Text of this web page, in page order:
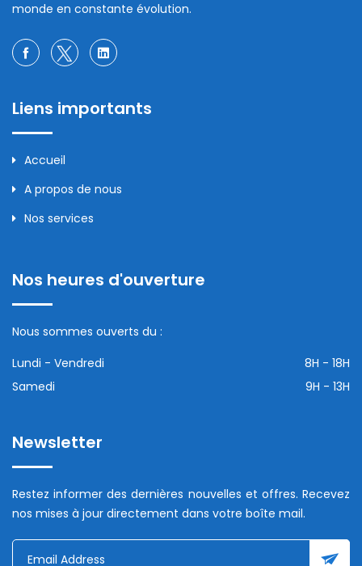
monde en constante évolution.
Liens importants
Accueil
A propos de nous
Nos services
Nos heures d'ouverture
Nous sommes ouverts du :
Lundi - Vendredi
8H - 18H
Samedi
9H - 13H
Newsletter
Restez informer des dernières nouvelles et offres. Recevez
nos mises à jour directement dans votre boîte mail.